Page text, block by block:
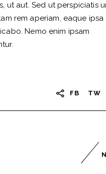
ut aut. Sed ut perspiciatis
rem aperiam, eaque ipsa
Nemo enim ipsam
FB TW